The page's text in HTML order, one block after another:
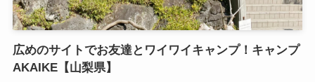
広めのサイトでお友達とワイワイキャンプ！キャンプ
AKAIKE【山梨県】